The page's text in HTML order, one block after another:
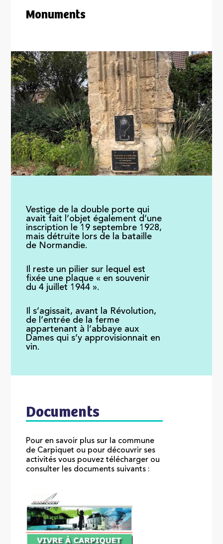
Monuments
Vestige de la double porte qui
avait fait l’objet également d’une
inscription le 19 septembre 1928,
mais détruite lors de la bataille
de Normandie.
Il reste un pilier sur lequel est
fixée une plaque « en souvenir
du 4 juillet 1944 ».
Il s’agissait, avant la Révolution,
de l’entrée de la ferme
appartenant à l’abbaye aux
Dames qui s’y approvisionnait en
vin.
Documents
Pour en savoir plus sur la commune
de Carpiquet ou pour découvrir ses
activités vous pouvez télécharger ou
consulter les documents suivants :